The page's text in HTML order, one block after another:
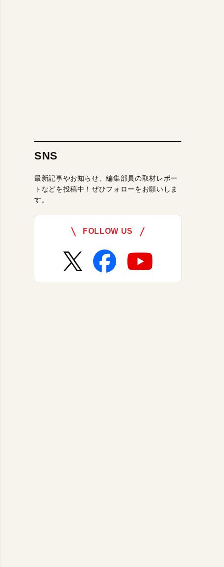
SNS
最新記事やお知らせ、編集部員の取材レポー
トなどを投稿中！ぜひフォローをお願いしま
す。
FOLLOW US